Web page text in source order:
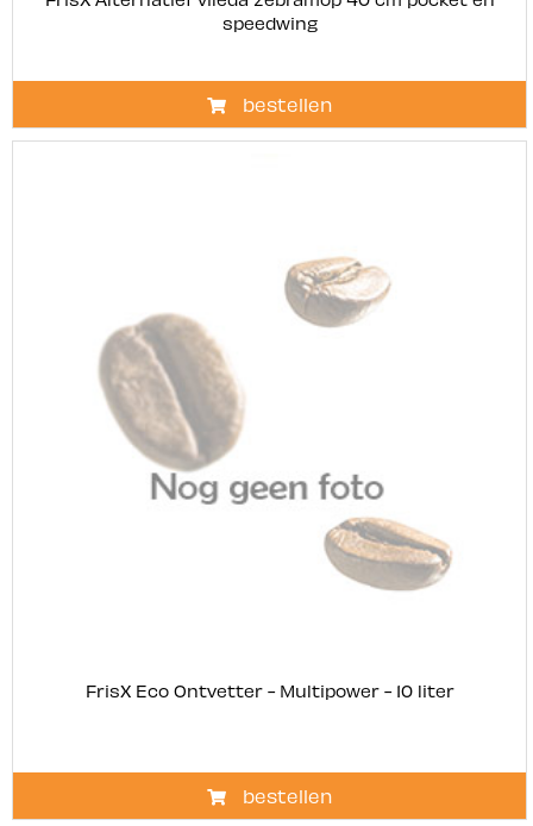
speedwing
bestellen
FrisX Eco Ontvetter - Multipower - 10 liter
bestellen